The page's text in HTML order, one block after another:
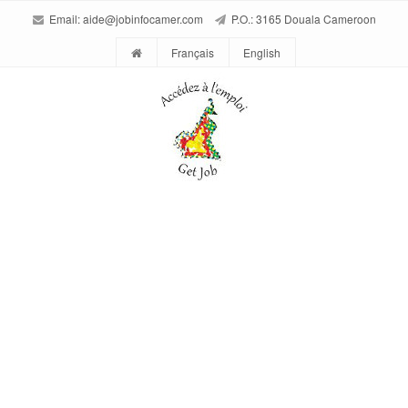
Email:aide@jobinfocamer.com P.O.: 3165 Douala Cameroon
Français English